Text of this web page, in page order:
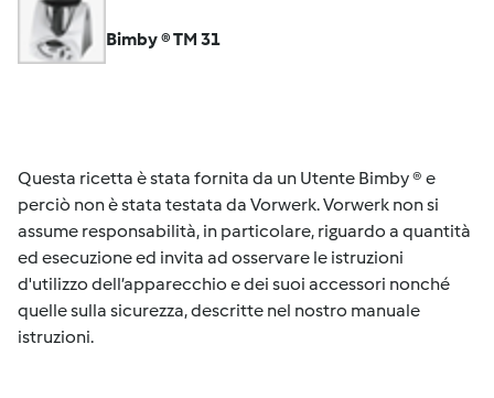
Bimby ® TM 31
Questa ricetta è stata fornita da un Utente Bimby ® e
perciò non è stata testata da Vorwerk. Vorwerk non si
assume responsabilità, in particolare, riguardo a quantità
ed esecuzione ed invita ad osservare le istruzioni
d'utilizzo dell’apparecchio e dei suoi accessori nonché
quelle sulla sicurezza, descritte nel nostro manuale
istruzioni.